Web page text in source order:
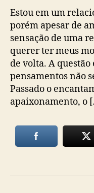
Estou em um
porém apesar de
sensação de uma
querer ter meus
de volta. A
pensamentos não
Passado o
apaixonamento, o